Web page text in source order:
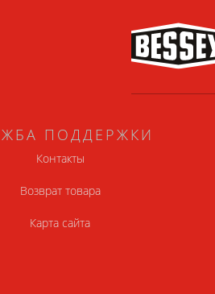
ПОДДЕРЖКИ
Контакты
Возврат товара
Карта сайта